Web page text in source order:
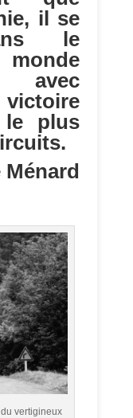
il se
le
monde
avec
le plus
Ménard
vertigineux